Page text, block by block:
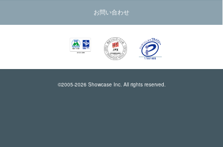
お問い合わせ
©2005-2026 Showcase Inc. All rights reserved.